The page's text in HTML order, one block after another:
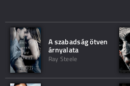
A szabadság ötven
árnyalata
Ray Steele